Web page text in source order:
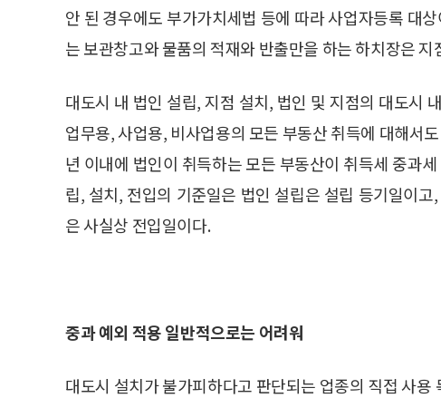
안 된 경우에도 부가가치세법 등에 따라 사업자등록 대
는 보관창고와 물품의 적재와 반출만을 하는 하치장은
대도시 내 법인 설립, 지점 설치, 법인 및 지점의 대도시
업무용, 사업용, 비사업용의 모든 부동산 취득에 대해서
년 이내에 법인이 취득하는 모든 부동산이 취득세 중과
립, 설치, 전입의 기준일은 법인 설립은 설립 등기일이
은 사실상 전입일이다.
중과 예외 적용 일반적으로는 어려워
대도시 설치가 불가피하다고 판단되는 업종의 직접 사